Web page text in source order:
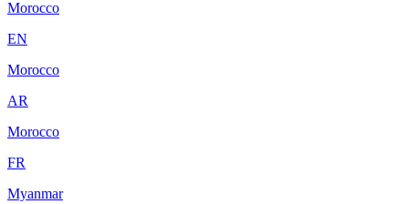
Morocco
EN
Morocco
AR
Morocco
FR
Myanmar